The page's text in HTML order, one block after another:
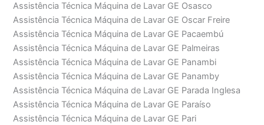
Assistência Técnica Máquina de Lavar GE Osasco
Assistência Técnica Máquina de Lavar GE Oscar Freire
Assistência Técnica Máquina de Lavar GE Pacaembú
Assistência Técnica Máquina de Lavar GE Palmeiras
Assistência Técnica Máquina de Lavar GE Panambi
Assistência Técnica Máquina de Lavar GE Panamby
Assistência Técnica Máquina de Lavar GE Parada Inglesa
Assistência Técnica Máquina de Lavar GE Paraíso
Assistência Técnica Máquina de Lavar GE Pari